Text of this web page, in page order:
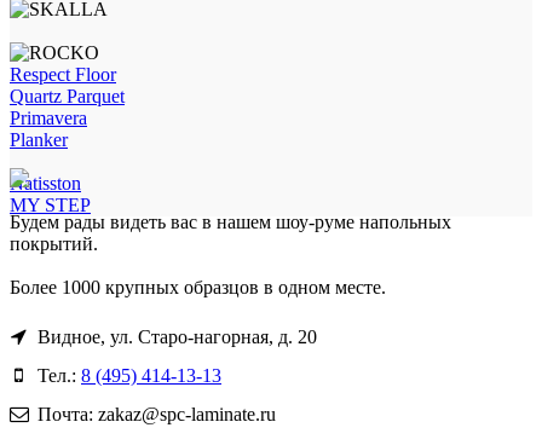
Respect Floor
Quartz Parquet
Primavera
Planker
Natisston
MY STEP
Будем рады видеть вас в нашем шоу-руме напольных
покрытий.
Более 1000 крупных образцов в одном месте.
Видное, ул. Старо-нагорная, д. 20
Тел.: 8 (495) 414-13-13
Почта: zakaz@spc-laminate.ru